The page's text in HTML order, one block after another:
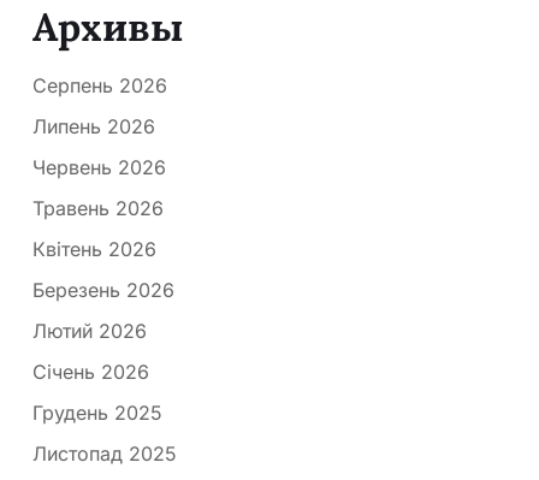
Архивы
Серпень 2026
Липень 2026
Червень 2026
Травень 2026
Квітень 2026
Березень 2026
Лютий 2026
Січень 2026
Грудень 2025
Листопад 2025